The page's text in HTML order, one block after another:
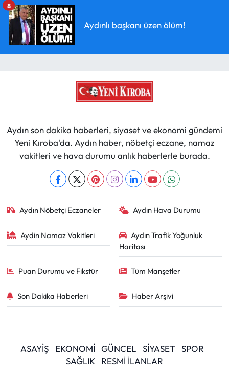
Aydınlı başkanı üzen ölüm!
8
Aydın son dakika haberleri, siyaset ve ekonomi gündemi
Yeni Kıroba'da. Aydın haber, nöbetçi eczane, namaz
vakitleri ve hava durumu anlık haberlerle burada.
Aydın Nöbetçi Eczaneler Aydın Hava Durumu
Aydin Namaz Vakitleri
Aydın Trafik Yoğunluk
Haritası
Puan Durumu ve Fikstür Tüm Manşetler
Son Dakika Haberleri Haber Arşivi
ASAYİŞ EKONOMİ GÜNCEL SİYASET
SPOR
SAĞLIK
RESMİ İLANLAR